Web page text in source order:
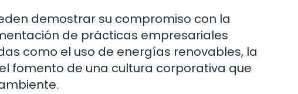
demostrar su compromiso con la
de prácticas empresariales
como el uso de energías renovables, la
fomento de una cultura corporativa que